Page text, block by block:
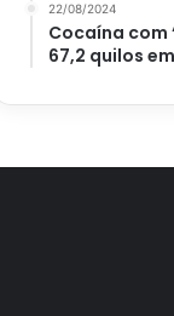
22/08/2024
Cocaína com
67,2 quilos